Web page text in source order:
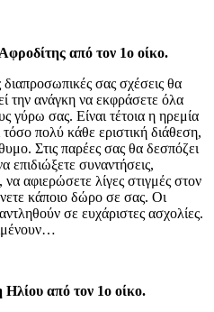
από τον 1ο οίκο.
σας σχέσεις θα
την ανάγκη να εκφράσετε όλα
γύρω σας. Είναι τέτοια η ηρεμία
πολύ κάθε εριστική διάθεση,
Στις παρέες σας θα δεσπόζει
επιδιώξετε συναντήσεις,
αφιερώσετε λίγες στιγμές στον
κάποιο δώρο σε σας. Οι
σε ευχάριστες ασχολίες.
από τον 1ο οίκο.